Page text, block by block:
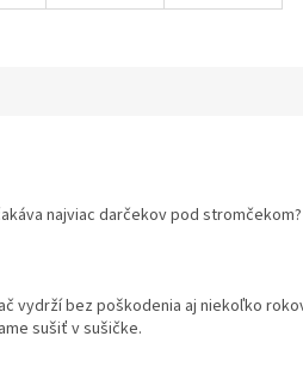
najviac darčekov pod
vydrží bez poškodenia aj niekoľko
sušiť v sušičke.